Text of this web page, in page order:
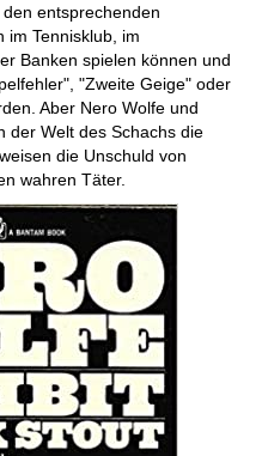
entsprechenden
im Tennisklub, im
Banken spielen können und
"Zweite Geige" oder
Aber Nero Wolfe und
der Welt des Schachs die
die Unschuld von
wahren Täter.